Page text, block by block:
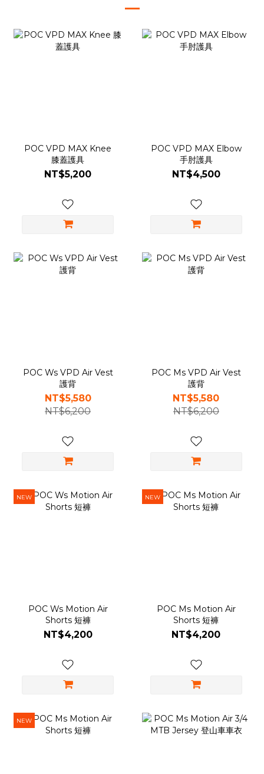
POC VPD MAX Knee
膝蓋護具
NT$5,200
POC VPD MAX Elbow
手肘護具
NT$4,500
POC Ws VPD Air Vest
護背
NT$5,580
NT$6,200
POC Ms VPD Air Vest
護背
NT$5,580
NT$6,200
NEW
POC Ws Motion Air
Shorts 短褲
NT$4,200
NEW
POC Ms Motion Air
Shorts 短褲
NT$4,200
NEW